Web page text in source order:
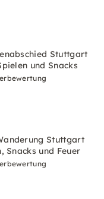
Stuttgart
und Snacks
Stuttgart
Snacks und Feuer